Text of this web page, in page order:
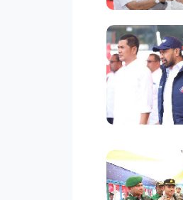
ketertiban